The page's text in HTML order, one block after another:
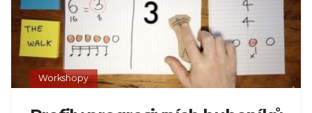
Workshopy